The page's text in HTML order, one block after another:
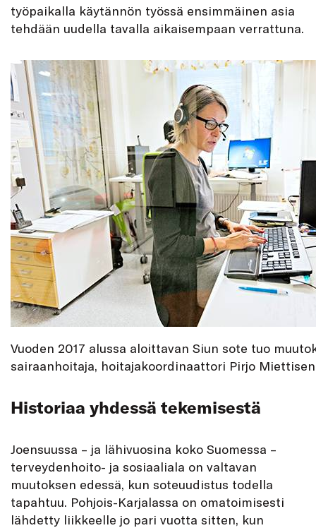
työpaikalla käytännön työssä ensimmäinen asia
tehdään uudella tavalla aikaisempaan verrattuna.
Vuoden 2017 alussa aloittavan Siun sote tuo
sairaanhoitaja, hoitajakoordinaattori Pirjo
Historiaa yhdessä tekemisestä
Joensuussa – ja lähivuosina koko Suomessa –
terveydenhoito- ja sosiaaliala on valtavan
muutoksen edessä, kun soteuudistus todella
tapahtuu. Pohjois-Karjalassa on omatoimisesti
lähdetty liikkeelle jo pari vuotta sitten, kun